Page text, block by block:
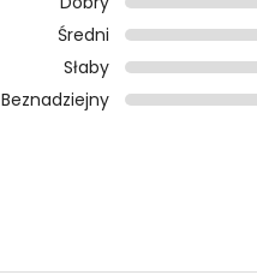
Średni
Słaby
Beznadziejny